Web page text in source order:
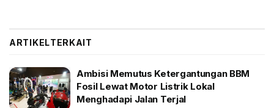
25 unit dialokasikan khusus untuk pasar Amerika
konsumen di seluruh dunia. Keunggulan teknis yang
paling mencolok adalah penggunaan sistem
pengereman carbon-carbon dari Brembo. Fitur ini
ARTIKELTERKAIT
Ambisi Memutus Ketergantungan BBM
Fosil Lewat Motor Listrik Lokal
Menghadapi Jalan Terjal